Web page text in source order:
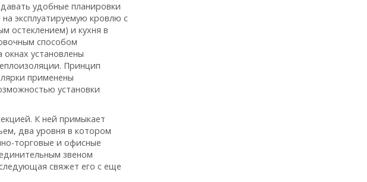
удобные планировки
эксплуатируемую кровлю с
остеклением) и кухня в
способом
установлены
Принцип
применены
установки
К ней примыкает
два уровня в котором
торговые и офисные
звеном
свяжет его с еще